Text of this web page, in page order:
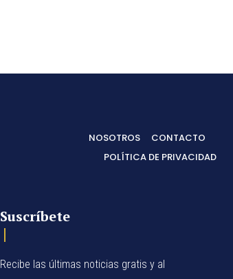
NOSOTROS
CONTACTO
POLÍTICA DE PRIVACIDAD
Suscríbete
Recibe las últimas noticias gratis y al